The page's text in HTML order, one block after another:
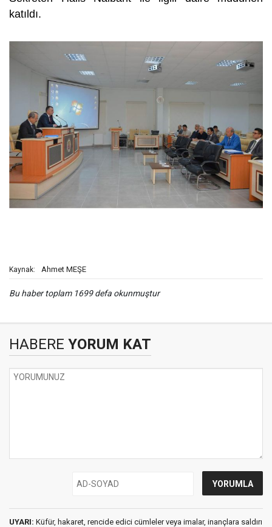
katıldı.
Kaynak: Ahmet MEŞE
Bu haber toplam 1699 defa okunmuştur
HABERE YORUM KAT
UYARI: Küfür, hakaret, rencide edici cümleler veya imalar, inançlara saldırı